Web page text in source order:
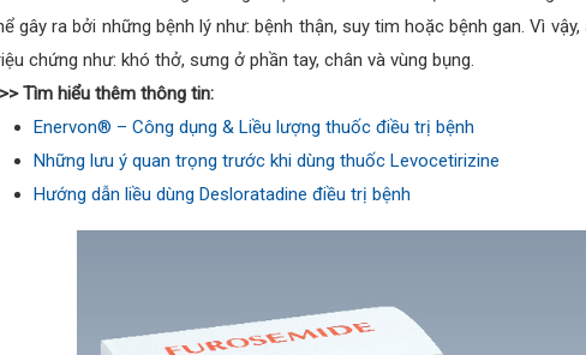
gây ra bởi những bệnh lý như: bệnh thận, suy tim hoặc bệnh gan. Vì
chứng như: khó thở, sưng ở phần tay, chân và vùng bụng.
Tìm hiểu thêm thông tin:
Enervon® – Công dụng & Liều lượng thuốc điều trị bệnh
Những lưu ý quan trọng trước khi dùng thuốc Levocetirizine
Hướng dẫn liều dùng Desloratadine điều trị bệnh